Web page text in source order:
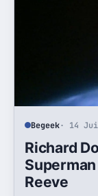
Begeek· 14
Richard
Reeve